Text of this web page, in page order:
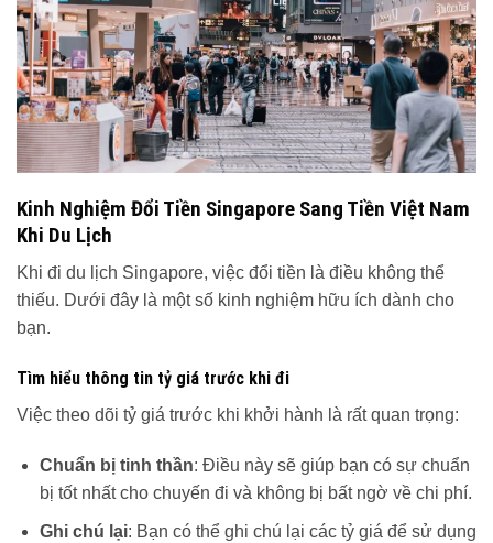
Kinh Nghiệm Đổi Tiền Singapore Sang Tiền Việt Nam
Khi Du Lịch
Khi đi du lịch Singapore, việc đổi tiền là điều không thể
thiếu. Dưới đây là một số kinh nghiệm hữu ích dành cho
bạn.
Tìm hiểu thông tin tỷ giá trước khi đi
Việc theo dõi tỷ giá trước khi khởi hành là rất quan trọng:
Chuẩn bị tinh thần: Điều này sẽ giúp bạn có sự chuẩn
bị tốt nhất cho chuyến đi và không bị bất ngờ về chi phí.
Ghi chú lại: Bạn có thể ghi chú lại các tỷ giá để sử dụng